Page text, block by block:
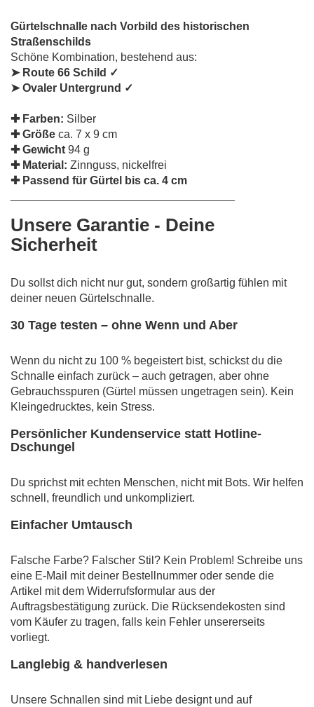
Gürtelschnalle nach Vorbild des historischen
Straßenschilds
Schöne Kombination, bestehend aus:
➤ Route 66 Schild ✓
➤Ovaler Untergrund ✓
✚ Farben: Silber
✚Größe ca. 7 x 9 cm
✚Gewicht 94 g
✚ Material: Zinnguss, nickelfrei
✚ Passend für Gürtel bis ca. 4 cm
Unsere Garantie - Deine
Sicherheit
Du sollst dich nicht nur gut, sondern großartig fühlen mit
deiner neuen Gürtelschnalle.
30 Tage testen – ohne Wenn und Aber
Wenn du nicht zu 100 % begeistert bist, schickst du die
Schnalle einfach zurück – auch getragen, aber ohne
Gebrauchsspuren (Gürtel müssen ungetragen sein). Kein
Kleingedrucktes, kein Stress.
Persönlicher Kundenservice statt Hotline-
Dschungel
Du sprichst mit echten Menschen, nicht mit Bots. Wir helfen
schnell, freundlich und unkompliziert.
Einfacher Umtausch
Falsche Farbe? Falscher Stil? Kein Problem! Schreibe uns
eine E-Mail mit deiner Bestellnummer oder sende die
Artikel mit dem Widerrufsformular aus der
Auftragsbestätigung zurück. Die Rücksendekosten sind
vom Käufer zu tragen, falls kein Fehler unsererseits
vorliegt.
Langlebig & handverlesen
Unsere Schnallen sind mit Liebe designt und auf